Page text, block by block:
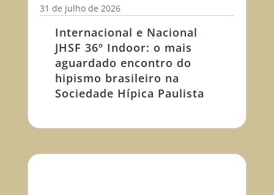
Internacional e Nacional
JHSF 36º Indoor: o mais
aguardado encontro do
hipismo brasileiro na
Sociedade Hípica Paulista
31 de julho de 2026